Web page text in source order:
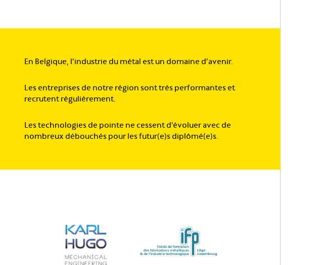
En Belgique, l’industrie du métal est un domaine d’avenir.
Les entreprises de notre région sont très performantes et
recrutent régulièrement.
Les technologies de pointe ne cessent d’évoluer avec de
nombreux débouchés pour les futur(e)s diplômé(e)s.